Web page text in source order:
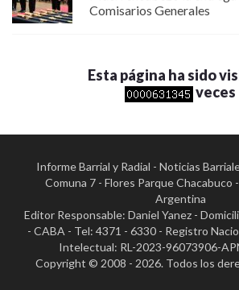
Comisarios Generales
Esta página ha sido
veces
Informe Barrial y Radial - Noticias
Comuna 7 - Flores Parque Chacabuco
Argentina
Editor Responsable: Daniel Yanez -
- CABA - Tel: 4371 - 6330 - Registro
Intelectual: RL-2023-96073906-
Copyright © 2008 - 2026. Todos los